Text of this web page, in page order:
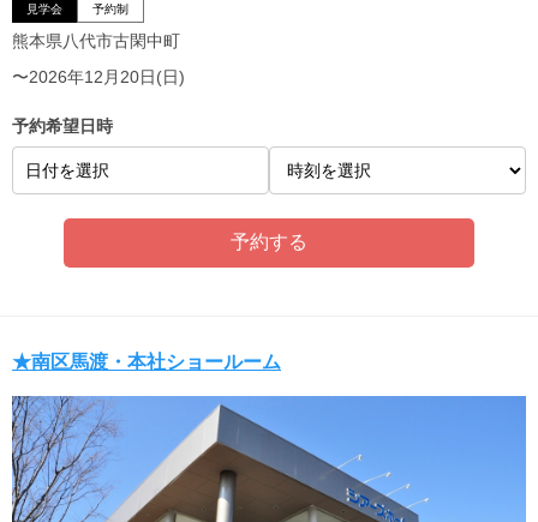
見学会 予約制
熊本県八代市古閑中町
〜2026年12月20日(日)
予約希望日時
日付を選択
★南区馬渡・本社ショールーム